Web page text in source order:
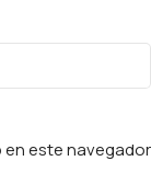
en este navegador